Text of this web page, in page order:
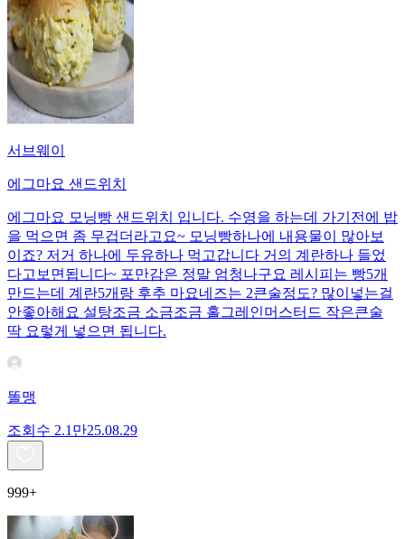
서브웨이
에그마요 샌드위치
에그마요 모닝빵 샌드위치 입니다. 수영을 하는데 가기전에 밥
을 먹으면 좀 무겁더라고요~ 모닝빵하나에 내용물이 많아보
이죠? 저거 하나에 두유하나 먹고갑니다 거의 계란하나 들었
다고보면됩니다~ 포만감은 정말 엄청나구요 레시피는 빵5개
만드는데 계란5개랑 후추 마요네즈는 2큰술정도? 많이넣는걸
안좋아해요 설탕조금 소금조금 홀그레인머스터드 작은큰술
딱 요렇게 넣으면 됩니다.
똘맹
조회수 2.1만25.08.29
999+